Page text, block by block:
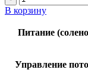
В корзину
Питание
Управление